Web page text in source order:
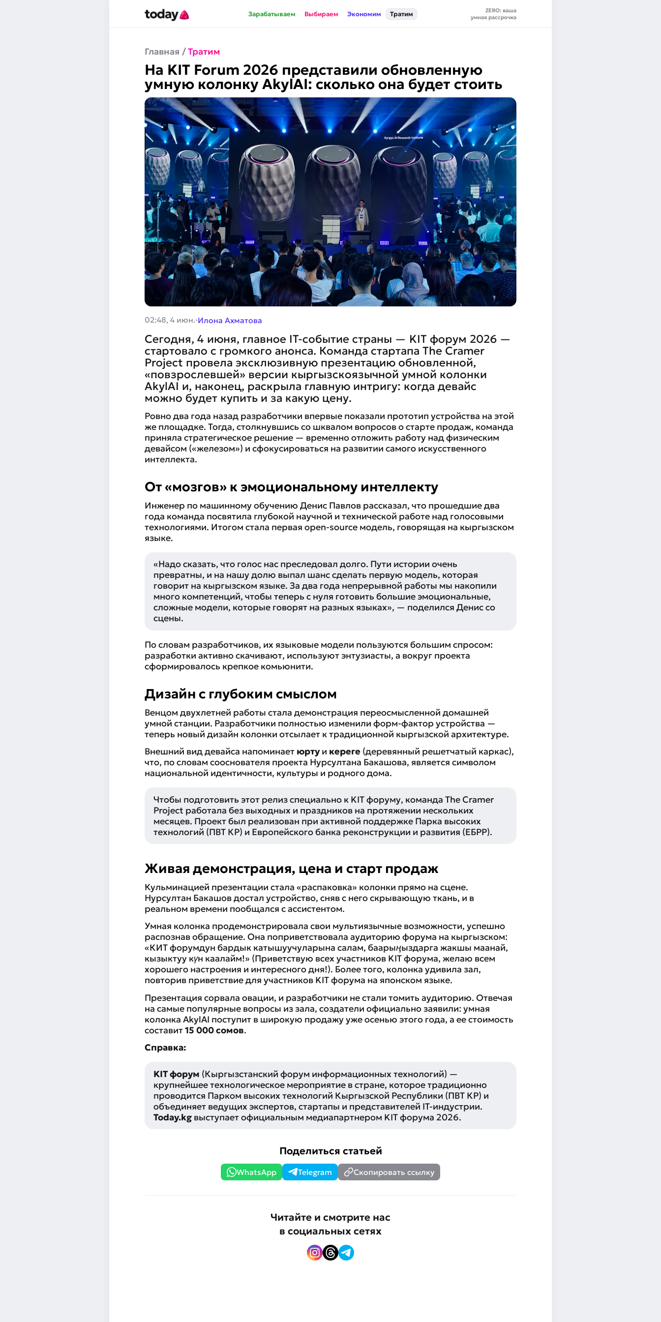
Зарабатываем Выбираем Экономим Тратим
ZERO: ваша
умная рассрочка
Главная /Тратим
На KIT Forum 2026 представили обновленную
умную колонку AkylAI: сколько она будет стоить
02:48, 4 июн.·Илона Ахматова
Сегодня, 4 июня, главное IT-событие страны — KIT форум 2026 —
стартовало с громкого анонса. Команда стартапа The Cramer
Project провела эксклюзивную презентацию обновленной,
«повзрослевшей» версии кыргызскоязычной умной колонки
AkylAI и, наконец, раскрыла главную интригу: когда девайс
можно будет купить и за какую цену.
Ровно два года назад разработчики впервые показали прототип устройства на этой
же площадке. Тогда, столкнувшись со шквалом вопросов о старте продаж, команда
приняла стратегическое решение — временно отложить работу над физическим
девайсом («железом») и сфокусироваться на развитии самого искусственного
интеллекта.
От «мозгов» к эмоциональному интеллекту
Инженер по машинному обучению Денис Павлов рассказал, что прошедшие два
года команда посвятила глубокой научной и технической работе над голосовыми
технологиями. Итогом стала первая open-source модель, говорящая на кыргызском
языке.
«Надо сказать, что голос нас преследовал долго. Пути истории очень
превратны, и на нашу долю выпал шанс сделать первую модель, которая
говорит на кыргызском языке. За два года непрерывной работы мы накопили
много компетенций, чтобы теперь с нуля готовить большие эмоциональные,
сложные модели, которые говорят на разных языках», — поделился Денис со
сцены.
По словам разработчиков, их языковые модели пользуются большим спросом:
разработки активно скачивают, используют энтузиасты, а вокруг проекта
сформировалось крепкое комьюнити.
Дизайн с глубоким смыслом
Венцом двухлетней работы стала демонстрация переосмысленной домашней
умной станции. Разработчики полностью изменили форм-фактор устройства —
теперь новый дизайн колонки отсылает к традиционной кыргызской архитектуре.
Внешний вид девайса напоминает юртуи кереге (деревянный решетчатый каркас),
что, по словам сооснователя проекта Нурсултана Бакашова, является символом
национальной идентичности, культуры и родного дома.
Чтобы подготовить этот релиз специально к KIT форуму, команда The Cramer
Project работала без выходных и праздников на протяжении нескольких
месяцев. Проект был реализован при активной поддержке Парка высоких
технологий (ПВТ КР) и Европейского банка реконструкции и развития (ЕБРР).
Живая демонстрация, цена и старт продаж
Кульминацией презентации стала «распаковка» колонки прямо на сцене.
Нурсултан Бакашов достал устройство, сняв с него скрывающую ткань, и в
реальном времени пообщался с ассистентом.
Умная колонка продемонстрировала свои мультиязычные возможности, успешно
распознав обращение. Она поприветствовала аудиторию форума на кыргызском:
«КИТ форумдун бардык катышуучуларына салам, баарыңыздарга жакшы маанай,
кызыктуу күн каалайм!» (Приветствую всех участников KIT форума, желаю всем
хорошего настроения и интересного дня!). Более того, колонка удивила зал,
повторив приветствие для участников KIT форума на японском языке.
Презентация сорвала овации, и разработчики не стали томить аудиторию. Отвечая
на самые популярные вопросы из зала, создатели официально заявили: умная
колонка AkylAI поступит в широкую продажу уже осенью этого года, а ее стоимость
составит15 000 сомов.
Справка:
KIT форум (Кыргызстанский форум информационных технологий) —
крупнейшее технологическое мероприятие в стране, которое традиционно
проводится Парком высоких технологий Кыргызской Республики (ПВТ КР) и
объединяет ведущих экспертов, стартапы и представителей IT-индустрии.
Today.kg выступает официальным медиапартнером KIT форума 2026.
Поделиться статьей
WhatsApp Telegram Скопировать ссылку
Читайте и смотрите нас
в социальных сетях